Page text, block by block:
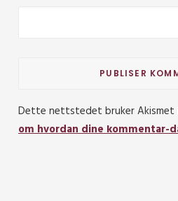
Dette nettstedet bruker Akismet
om hvordan dine kommentar-